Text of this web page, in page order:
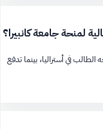
لمنحة جامعة كانبيرا؟
في أستراليا، بينما تدفع